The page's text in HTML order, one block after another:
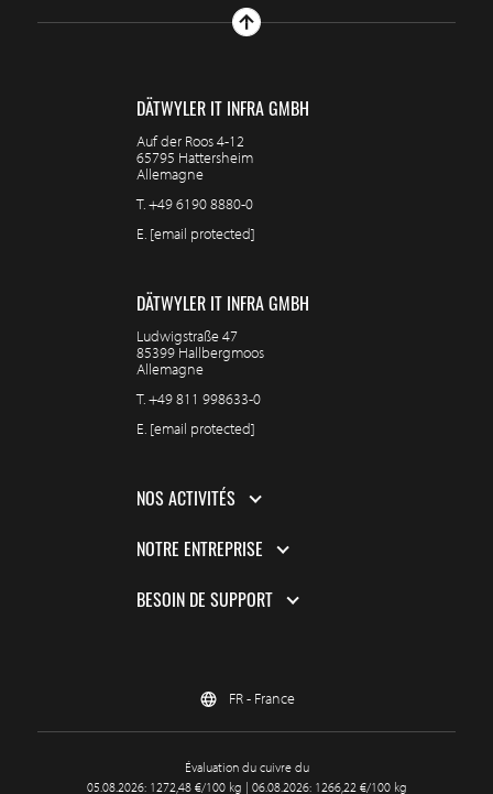
DÄTWYLER IT INFRA GMBH
Auf der Roos 4-12
65795 Hattersheim
Allemagne
T.+49 6190 8880-0
E. [email protected]
DÄTWYLER IT INFRA GMBH
Ludwigstraße 47
85399 Hallbergmoos
Allemagne
T.+49 811 998633-0
E. [email protected]
NOS ACTIVITÉS
NOTRE ENTREPRISE
BESOIN DE SUPPORT
FR - France
Évaluation du cuivre du
05.08.2026: 1272,48 €/100 kg | 06.08.2026: 1266,22 €/100 kg